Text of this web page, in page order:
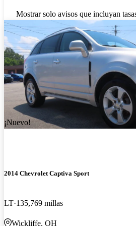
Mostrar solo avisos que incluyan
¡Nuevo!
2014 Chevrolet Captiva Sport
LT 135,769 millas
Wickliffe, OH